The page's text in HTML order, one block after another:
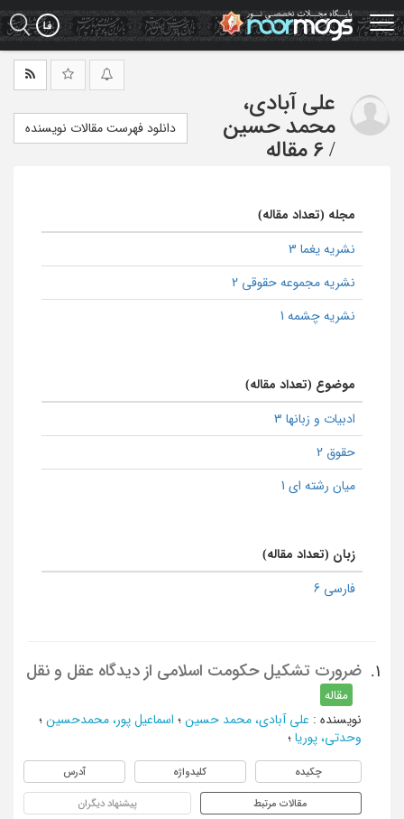
Skip
to
main
علی آبادی،
محمد حسین
/ 6 مقاله
دانلود فهرست مقالات نویسنده
مجله (تعداد مقاله)
نشریه یغما 3
نشریه مجموعه حقوقی 2
نشریه چشمه 1
موضوع (تعداد مقاله)
ادبیات و زبانها 3
حقوق 2
میان رشته ای 1
زبان (تعداد مقاله)
فارسی 6
1. ضرورت تشکیل حکومت اسلامی از دیدگاه عقل و نقل
مقاله
نویسنده : علی آبادی، محمد حسین ؛ اسماعیل پور، محمدحسین ؛
وحدتی، پوریا ؛
چکیده کلیدواژه آدرس
مقالات مرتبط پیشنهاد دیگران